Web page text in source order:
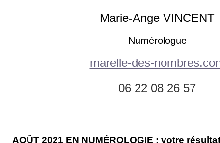
Marie-Ange VINCENT
Numérologue
marelle-des-
06 22 08 26 57
AOÛT 2021 EN NUMÉROLOGIE : votre